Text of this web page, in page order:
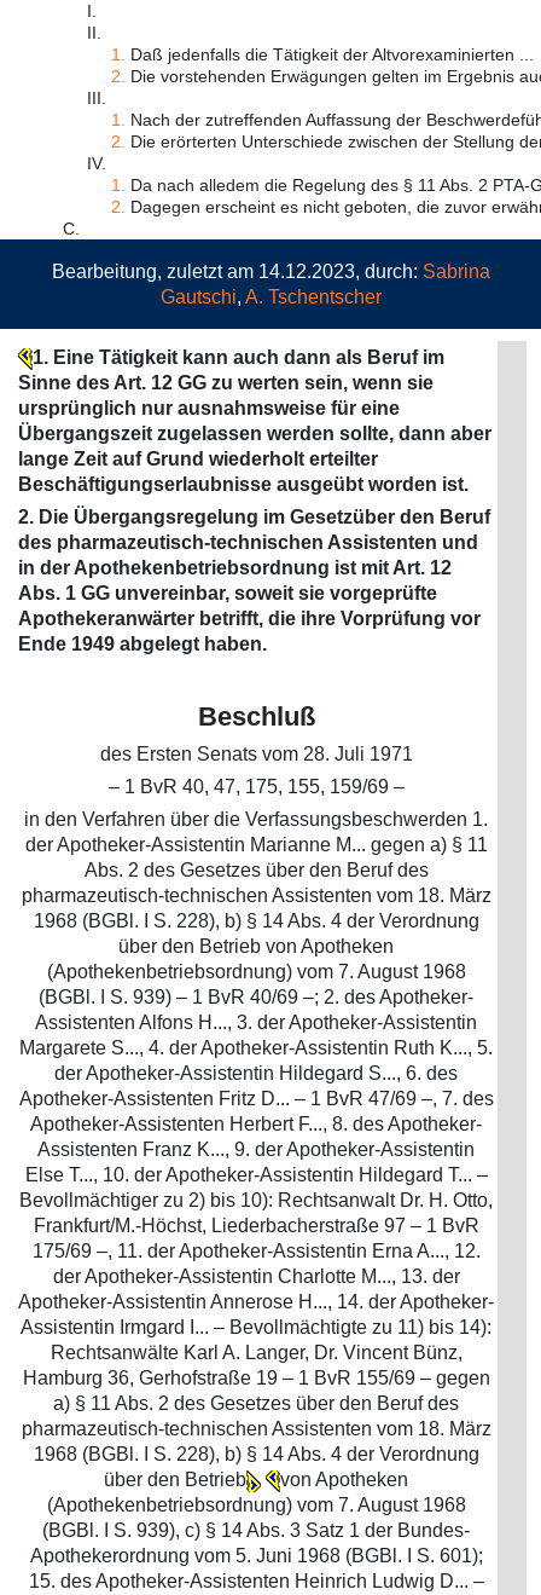
I.
II.
1.
Daß jedenfalls die Tätigkeit der Altvorexaminierten ...
2.
Die vorstehenden Erwägungen gelten im Ergebnis
III.
1.
Nach der zutreffenden Auffassung der
2.
Die erörterten Unterschiede zwischen der Stellung
IV.
1.
Da nach alledem die Regelung des § 11 Abs. 2 PTA-
2.
Dagegen erscheint es nicht geboten, die zuvor
C.
Bearbeitung, zuletzt am 14.12.2023, durch: Sabrina
Gautschi, A. Tschentscher
1. Eine Tätigkeit kann auch dann als Beruf im
Sinne des Art. 12 GG zu werten sein, wenn sie
ursprünglich nur ausnahmsweise für eine
Übergangszeit zugelassen werden sollte, dann aber
lange Zeit auf Grund wiederholt erteilter
Beschäftigungserlaubnisse ausgeübt worden ist.
2. Die Übergangsregelung im Gesetzüber den Beruf
des pharmazeutisch-technischen Assistenten und
in der Apothekenbetriebsordnung ist mit Art. 12
Abs. 1 GG unvereinbar, soweit sie vorgeprüfte
Apothekeranwärter betrifft, die ihre Vorprüfung vor
Ende 1949 abgelegt haben.
Beschluß
des Ersten Senats vom 28. Juli 1971
– 1 BvR 40, 47, 175, 155, 159/69 –
in den Verfahren über die Verfassungsbeschwerden 1.
der Apotheker-Assistentin Marianne M... gegen a) § 11
Abs. 2 des Gesetzes über den Beruf des
pharmazeutisch-technischen Assistenten vom 18. März
1968 (BGBl. I S. 228), b) § 14 Abs. 4 der Verordnung
über den Betrieb von Apotheken
(Apothekenbetriebsordnung) vom 7. August 1968
(BGBl. I S. 939) – 1 BvR 40/69 –; 2. des Apotheker-
Assistenten Alfons H..., 3. der Apotheker-Assistentin
Margarete S..., 4. der Apotheker-Assistentin Ruth K..., 5.
der Apotheker-Assistentin Hildegard S..., 6. des
Apotheker-Assistenten Fritz D... – 1 BvR 47/69 –, 7. des
Apotheker-Assistenten Herbert F..., 8. des Apotheker-
Assistenten Franz K..., 9. der Apotheker-Assistentin
Else T..., 10. der Apotheker-Assistentin Hildegard T... –
Bevollmächtiger zu 2) bis 10): Rechtsanwalt Dr. H. Otto,
Frankfurt/M.-Höchst, Liederbacherstraße 97 – 1 BvR
175/69 –, 11. der Apotheker-Assistentin Erna A..., 12.
der Apotheker-Assistentin Charlotte M..., 13. der
Apotheker-Assistentin Annerose H..., 14. der Apotheker-
Assistentin Irmgard I... – Bevollmächtigte zu 11) bis 14):
Rechtsanwälte Karl A. Langer, Dr. Vincent Bünz,
Hamburg 36, Gerhofstraße 19 – 1 BvR 155/69 – gegen
a) § 11 Abs. 2 des Gesetzes über den Beruf des
pharmazeutisch-technischen Assistenten vom 18. März
1968 (BGBl. I S. 228), b) § 14 Abs. 4 der Verordnung
über den Betrieb
von Apotheken
(Apothekenbetriebsordnung) vom 7. August 1968
(BGBl. I S. 939), c) § 14 Abs. 3 Satz 1 der Bundes-
Apothekerordnung vom 5. Juni 1968 (BGBl. I S. 601);
15. des Apotheker-Assistenten Heinrich Ludwig D... –